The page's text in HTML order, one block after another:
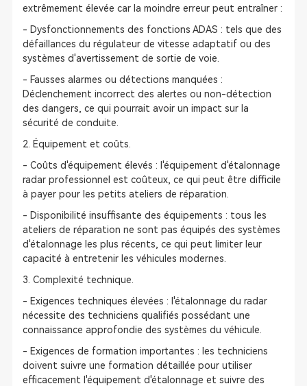
extrêmement élevée car la moindre erreur peut entraîner :
- Dysfonctionnements des fonctions ADAS : tels que des
défaillances du régulateur de vitesse adaptatif ou des
systèmes d'avertissement de sortie de voie.
- Fausses alarmes ou détections manquées :
Déclenchement incorrect des alertes ou non-détection
des dangers, ce qui pourrait avoir un impact sur la
sécurité de conduite.
2. Équipement et coûts.
- Coûts d'équipement élevés : l'équipement d'étalonnage
radar professionnel est coûteux, ce qui peut être difficile
à payer pour les petits ateliers de réparation.
- Disponibilité insuffisante des équipements : tous les
ateliers de réparation ne sont pas équipés des systèmes
d'étalonnage les plus récents, ce qui peut limiter leur
capacité à entretenir les véhicules modernes.
3. Complexité technique.
- Exigences techniques élevées : l'étalonnage du radar
nécessite des techniciens qualifiés possédant une
connaissance approfondie des systèmes du véhicule.
- Exigences de formation importantes : les techniciens
doivent suivre une formation détaillée pour utiliser
efficacement l'équipement d'étalonnage et suivre des